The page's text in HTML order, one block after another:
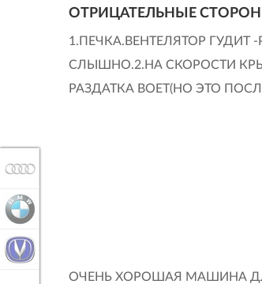
ОТРИЦАТЕЛЬНЫЕ
1.ПЕЧКА.ВЕНТЕЛЯТОР ГУДИТ
СЛЫШНО.2.НА СКОРОСТИ
РАЗДАТКА ВОЕТ(НО ЭТО
ОЧЕНЬ ХОРОШАЯ МАШИНА